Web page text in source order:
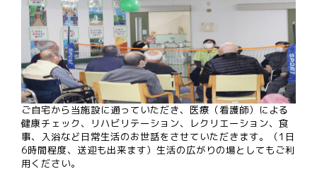
ご自宅から当施設に通っていただき、医療（看護師）による
健康チェック、リハビリテーション、レクリエーション、食
事、入浴など日常生活のお世話をさせていただきます。（1日
6時間程度、送迎も出来ます）生活の広がりの場としてもご利
用ください。